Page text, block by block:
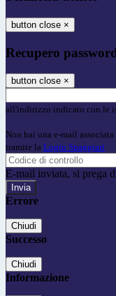
button close ×
Recupero
button close ×
all'indirizzo indicato con le
Non hai una e-mail
tramite la Login Spaggiari
E-mail inviata, si prega
Errore
Chiudi
Successo
Chiudi
Informazione